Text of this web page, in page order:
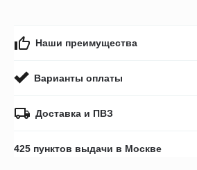
Наши преимущества
Варианты оплаты
Доставка и ПВЗ
425 пунктов выдачи в Москве